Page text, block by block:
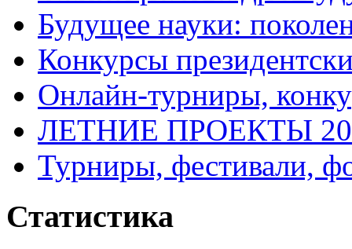
Будущее науки:
Конкурсы
Онлайн-турниры,
ЛЕТНИЕ ПРОЕКТЫ
Турниры, фестивали,
Статистика